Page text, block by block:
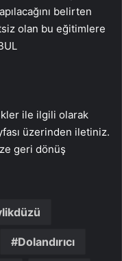
belirten
olan bu eğitimlere
ile ilgili olarak
üzerinden iletiniz.
geri dönüş
Dolandırıcı